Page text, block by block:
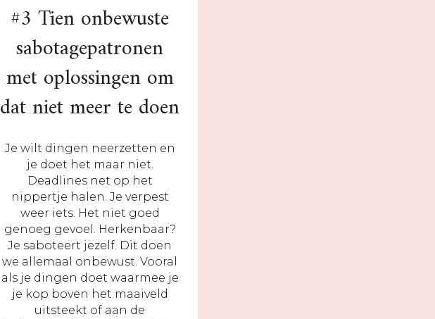
#3 Tien onbewuste
sabotagepatronen
met oplossingen om
dat niet meer te doen
Je wilt dingen neerzetten en
je doet het maar niet.
Deadlines net op het
nippertje halen. Je verpest
weer iets. Het niet goed
genoeg gevoel. Herkenbaar?
Je saboteert jezelf. Dit doen
we allemaal onbewust. Vooral
als je dingen doet waarmee je
je kop boven het maaiveld
uitsteekt of aan de